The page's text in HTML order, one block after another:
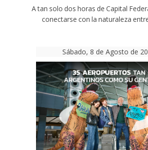
A tan solo dos horas de Capital
conectarse con la naturaleza
Sábado, 8 de Agosto de